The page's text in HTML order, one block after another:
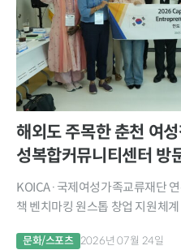
해외도 주목한 춘천 여
성복합커뮤니티센터 방
KOICA·국제여성가족교류재단
책 벤치마킹 원스톱 창업 지원체
온 춘천시의 여성 창업 지원정책이...
문화/스포츠 2026년 07월 24일